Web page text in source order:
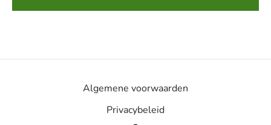
Algemene voorwaarden
Privacybeleid